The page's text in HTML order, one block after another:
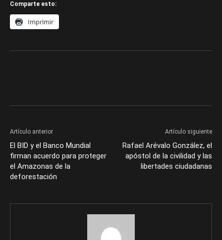
Comparte esto:
Imprimir
Artículo anterior
El BID y el Banco Mundial
firman acuerdo para proteger
el Amazonas de la
deforestación
Artículo siguiente
Rafael Arévalo González, el
apóstol de la civilidad y las
libertades ciudadanas